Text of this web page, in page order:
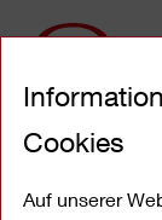
Cookies
Auf unserer
zum
Inhalt